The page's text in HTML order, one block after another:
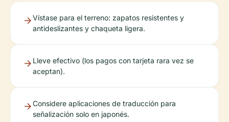
Vístase para el terreno: zapatos resistentes y
antideslizantes y chaqueta ligera.
Lleve efectivo (los pagos con tarjeta rara vez se
aceptan).
Considere aplicaciones de traducción para
señalización solo en japonés.